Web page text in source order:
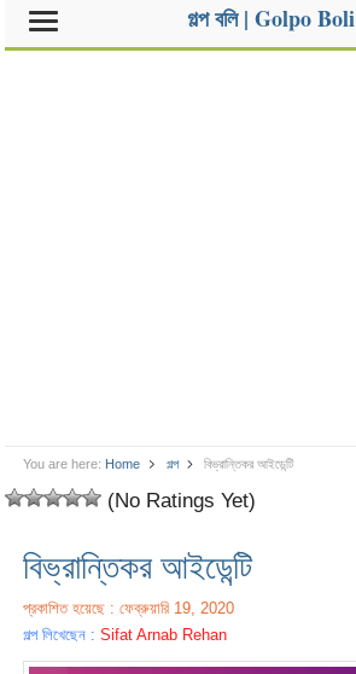
গল্প বলি | Golpo Boli
You are here: Home গল্প বিভ্রান্তিকর আইডেন্টি
(No Ratings Yet)
বিভ্রান্তিকর আইডেন্টি
প্রকাশিত হয়েছে : ফেব্রুয়ারি 19, 2020
গল্প লিখেছেন :Sifat Arnab Rehan